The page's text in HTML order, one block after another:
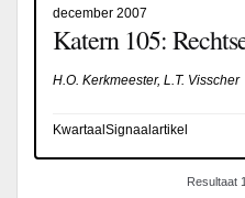
december 2007
Katern 105:
H.O. Kerkmeester, L.T. Visscher
KwartaalSignaalartikel
Resultaat